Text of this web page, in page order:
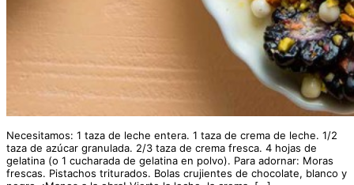
Necesitamos: 1 taza de leche entera. 1 taza de crema de leche. 1/2
taza de azúcar granulada. 2/3 taza de crema fresca. 4 hojas de
gelatina (o 1 cucharada de gelatina en polvo). Para adornar: Moras
frescas. Pistachos triturados. Bolas crujientes de chocolate, blanco y